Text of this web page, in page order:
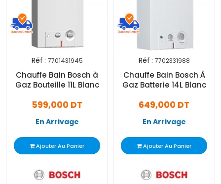
Réf : 7701431945
Chauffe Bain Bosch à
Gaz Bouteille 11L Blanc
599,000 DT
En Arrivage
Ajouter Au Panier
Réf : 7702331988
Chauffe Bain Bosch À
Gaz Batterie 14L Blanc
649,000 DT
En Arrivage
Ajouter Au Panier